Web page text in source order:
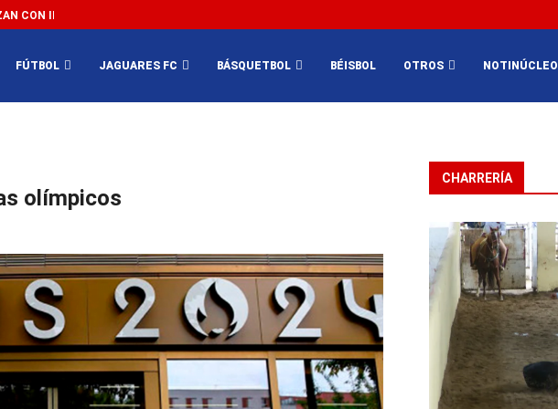
CON IMPEDIR EL MÉXICO VS SUDÁFRICA...
FÚTBOL JAGUARES FC BÁSQUETBOL BÉISBOL OTROS NOTINÚCLEO
olímpicos
CHARRERÍA